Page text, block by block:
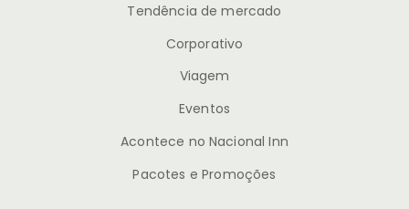
Tendência de mercado
Corporativo
Viagem
Eventos
Acontece no Nacional Inn
Pacotes e Promoções